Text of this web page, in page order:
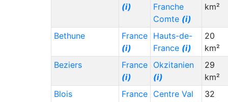
25,000
17,000
Hungary (HU)
(i) 25,000
10,000
(i) 25,000
1,000
Chile (CL)
25,000
20,000
Luxembourg (LU)
(i)
22,000 60,000
(i)
Franche
Comte (i)
km²
Bethune
France
(i)
Hauts-de-
France (i)
20
km²
Beziers
France
(i)
Okzitanien
(i)
29
km²
Blois
France
Centre Val
32